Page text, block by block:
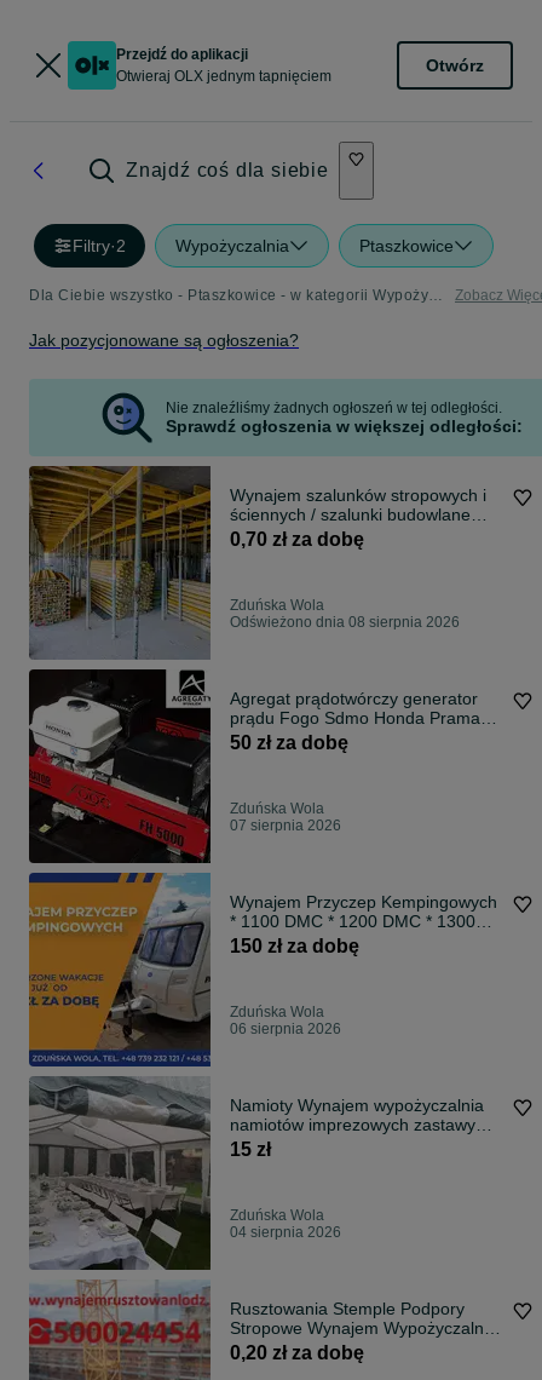
Przejdź do aplikacji
Otwieraj OLX jednym tapnięciem
Otwórz
Znajdź coś dla siebie
Filtry·2 Wypożyczalnia Ptaszkowice
Dla Ciebie wszystko - Ptaszkowice - w kategorii Wypożyczalnia Zobacz
Jak pozycjonowane są ogłoszenia?
Nie znaleźliśmy żadnych ogłoszeń w tej odległości.
Sprawdź ogłoszenia w większej odległości:
Wynajem szalunków stropowych i
ściennych / szalunki budowlane
Peri / NAJLEPSZE STAWKI !
0,70 zł za dobę
Zduńska Wola
Odświeżono dnia 08 sierpnia 2026
Agregat prądotwórczy generator
prądu Fogo Sdmo Honda Pramac
Wynajem
50 zł za dobę
Zduńska Wola
07 sierpnia 2026
Wynajem Przyczep Kempingowych
* 1100 DMC * 1200 DMC * 1300
DMC *
150 zł za dobę
Zduńska Wola
06 sierpnia 2026
Namioty Wynajem wypożyczalnia
namiotów imprezowych zastawy
stołowej
15 zł
Zduńska Wola
04 sierpnia 2026
Rusztowania Stemple Podpory
Stropowe Wynajem Wypożyczalnia
Rusztowań Zduńska Wola
0,20 zł za dobę